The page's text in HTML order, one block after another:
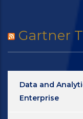
Gartner
Data and
Enterprise